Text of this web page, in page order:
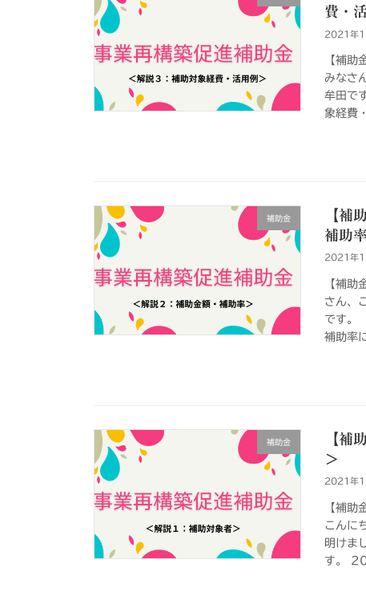
費・
2021年1
【補助
みなさ
牟田で
象経費
補助金
【補
補助
2021年1
【補助
さん、
です。
補助率
補助金
【補
＞
2021年1
【補助
こんに
明けま
す。